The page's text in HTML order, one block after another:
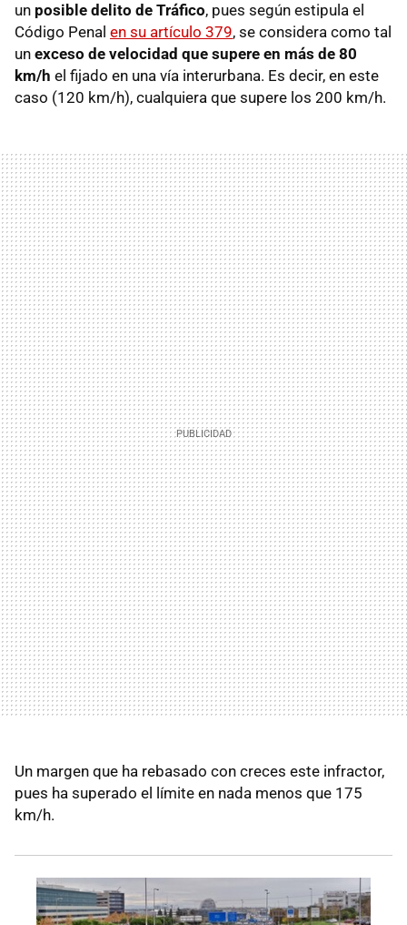
un posible delito de Tráfico, pues según estipula el
Código Penal en su artículo 379, se considera como tal
un exceso de velocidad que supere en más de 80
km/h el fijado en una vía interurbana. Es decir, en este
caso (120 km/h), cualquiera que supere los 200 km/h.
Un margen que ha rebasado con creces este infractor,
pues ha superado el límite en nada menos que 175
km/h.